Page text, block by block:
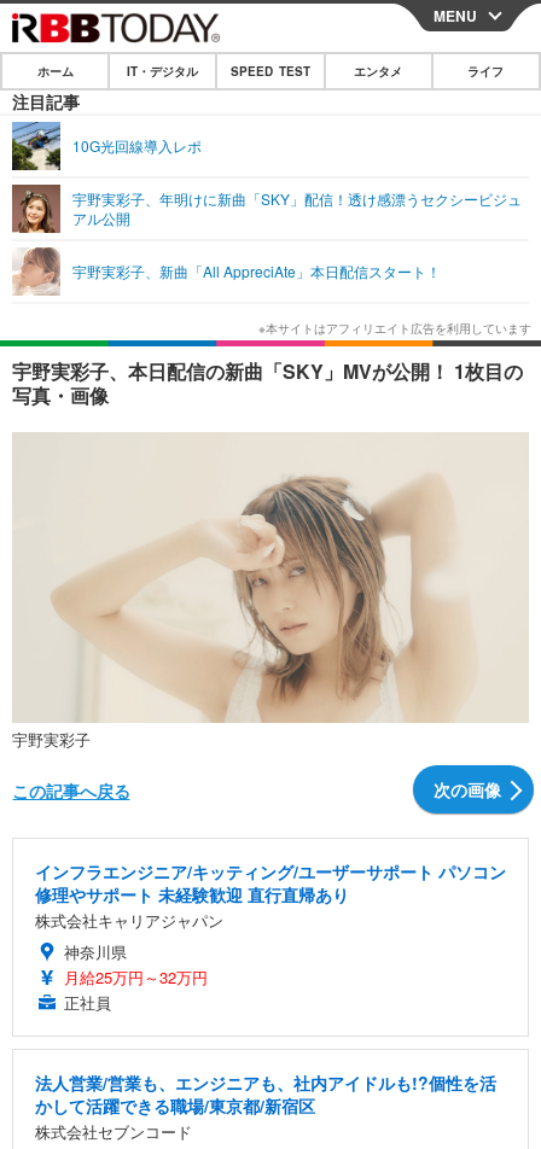
CLOSE
ホーム
IT・デジタル
ネタ
ショッピング その他
SPEED TEST
エンタメ
エンタメTOP 映画・ドラマ
韓国・芸能
音楽 スポーツ
その他
ライフ
ライフTOP グルメ
ペット ショッピング
その他
リリース一覧
プッシュ通知の停止方法
MENU
ホーム IT・デジタル SPEED TEST エンタメ ライフ
注目記事
10G光回線導入レポ
宇野実彩子、年明けに新曲「SKY」配信！透け感漂うセクシービジュ
アル公開
宇野実彩子、新曲「All AppreciAte」本日配信スタート！
宇野実彩子、本日配信の新曲「SKY」MVが公開！ 1枚目の
写真・画像
宇野実彩子
次の画像
この記事へ戻る
インフラエンジニア/キッティング/ユーザーサポート パソコン
修理やサポート 未経験歓迎 直行直帰あり
株式会社キャリアジャパン
神奈川県
月給25万円～32万円
正社員
法人営業/営業も、エンジニアも、社内アイドルも!?個性を活
かして活躍できる職場/東京都/新宿区
株式会社セブンコード